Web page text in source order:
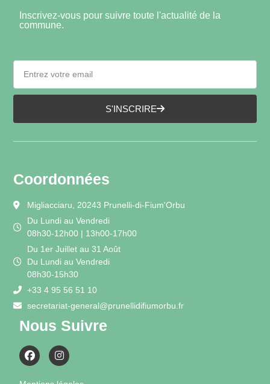
Inscrivez-vous pour suivre toute l'actualité de la
commune.
S'INSCRIRE
Coordonnées
Migliacciaru, 20243 Prunelli-di-Fium'Orbu
Du Lundi au Vendredi
08h30-12h00 | 13h00-17h00
Du 1er Juillet au 31 Août
Du Lundi au Vendredi
08h30-15h30
+33 4 95 56 51 10
secretariat-general@prunellidifiumorbu.fr
Nous Suivre